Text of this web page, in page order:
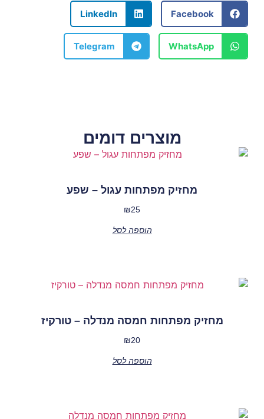
Facebook
LinkedIn
WhatsApp
Telegram
מוצרים דומים
מחזיק מפתחות עגול – שפע
₪25
הוספה לסל
מחזיק מפתחות חמסה מנדלה – טורקיז
₪20
הוספה לסל